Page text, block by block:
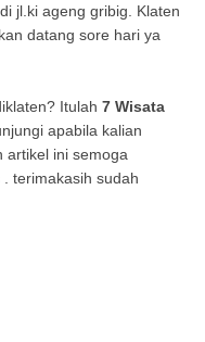
jl.ki ageng gribig. Klaten
datang sore hari ya
Itulah 7 Wisata
apabila kalian
artikel ini semoga
terimakasih sudah